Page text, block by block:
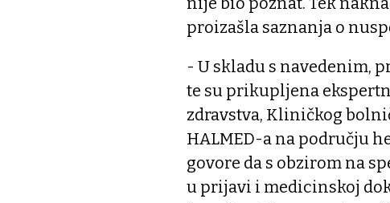
proizašla saznanja o
- U skladu s navedenim,
te su prikupljena
zdravstva, Kliničkog
HALMED-a na području
govore da s obzirom na
u prijavi i medicinskoj